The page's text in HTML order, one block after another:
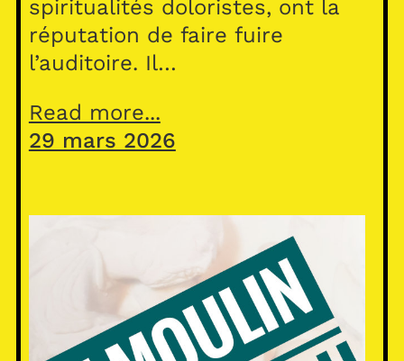
spiritualités doloristes, ont la
réputation de faire fuire
l’auditoire. Il…
Read more...
29 mars 2026